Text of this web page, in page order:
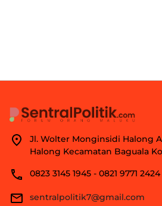
Jl. Wolter Monginsidi Halong
Halong Kecamatan Baguala
0823 3145 1945 - 0821 9771 2424
sentralpolitik7@gmail.com